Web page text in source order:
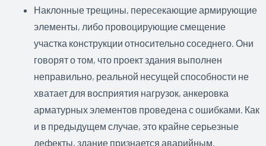
Наклонные трещины, пересекающие армирующие
элементы, либо провоцирующие смещение
участка конструкции относительно соседнего. Они
говорят о том, что проект здания выполнен
неправильно, реальной несущей способности не
хватает для восприятия нагрузок, анкеровка
арматурных элементов проведена с ошибками. Как
и в предыдущем случае, это крайне серьезные
дефекты, здание признается аварийным.